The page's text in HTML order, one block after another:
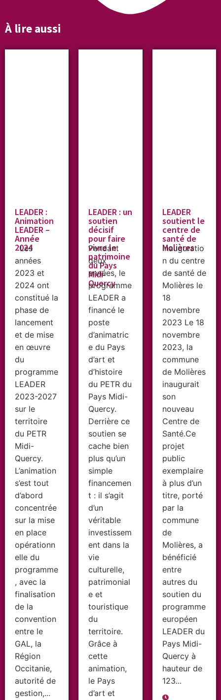
À lire aussi
LEADER :
Animation
LEADER –
Année
2024
Les
années
2023 et
2024 ont
constitué la
phase de
lancement
et de mise
en œuvre
du
programme
LEADER
2023-2027
sur le
territoire
du PETR
Midi-
Quercy.
L’animation
s’est tout
d’abord
concentrée
sur la mise
en place
opérationn
elle du
programme
, avec la
finalisation
de la
convention
entre le
GAL, la
Région
Occitanie,
autorité de
gestion,...
LEADER : un
soutien
décisif
pour faire
vivre le
patrimoine
du Pays
Midi-
Quercy
Pendant
deux
années, le
programme
LEADER a
financé le
poste
d’animatric
e du Pays
d’art et
d’histoire
du PETR du
Pays Midi-
Quercy.
Derrière ce
soutien se
cache bien
plus qu’un
simple
financemen
t : il s’agit
d’un
véritable
investissem
ent dans la
vie
culturelle,
patrimonial
e et
touristique
du
territoire.
Grâce à
cette
animation,
le Pays
d’art et
LEADER
soutient le
centre de
santé de
Molières
Inauguratio
n du centre
de santé de
Molières le
18
novembre
2023 Le 18
novembre
2023, la
commune
de Molières
inaugurait
son
nouveau
Centre de
Santé.Ce
projet
public
exemplaire
à plus d’un
titre, porté
par la
commune
de
Molières, a
bénéficié
entre
autres du
soutien du
programme
européen
LEADER du
Pays Midi-
Quercy à
hauteur de
123...